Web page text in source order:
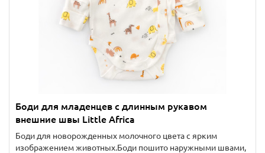
Боди для младенцев с длинным рукавом
внешние швы Little Africa
Боди для новорожденных молочного цвета с ярким
изображением животных.Боди пошито наружными швами,